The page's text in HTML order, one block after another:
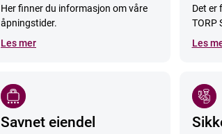
Her finner du informasjon om våre
åpningstider.
Les mer
Det er
TORP
Les
Savnet eiendel